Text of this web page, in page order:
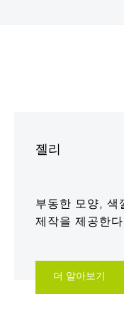
젤리
부동한 모양, 색
제작을 제공한다
더 알아보기